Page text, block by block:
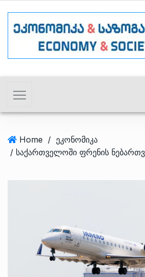
Home / ეკონომიკა